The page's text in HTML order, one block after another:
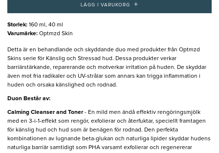
LÄGG I VARUKORG +
Storlek: 160 ml, 40 ml
Varumärke: Optmzd Skin
Detta är en behandlande och skyddande duo med produkter från Optmzd
Skins serie för Känslig och Stressad hud. Dessa produkter verkar
barriärstärkande, reparerande och motverkar irritation på huden. De skyddar
även mot fria radikaler och UV-strålar som annars kan trigga inflammation i
huden och orsaka känslighed och rodnad.
Duon Består av:
Calming Cleanser and Toner- En mild men ändå effektiv rengöringsmjölk
med en 3-i-1-effekt som rengör, exfolierar och återfuktar, speciellt framtagen
för känslig hud och hud som är benägen för rodnad. Den perfekta
kombinationen av lugnande beta-glukan och naturliga lipider skyddar hudens
naturliga barriär samtidigt som PHA varsamt exfolierar och regenererar